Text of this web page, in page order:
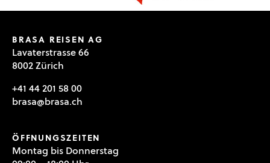
BRASA REISEN AG
Lavaterstrasse 66
8002 Zürich
+41 44 201 58 00
brasa@brasa.ch
ÖFFNUNGSZEITEN
Montag bis Donnerstag